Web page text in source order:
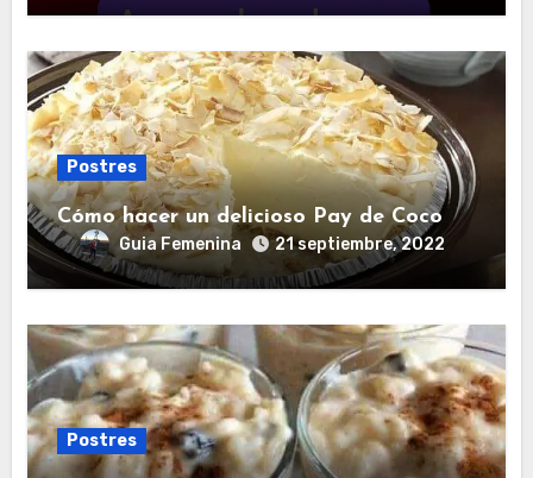
Postres
Cómo hacer un delicioso Pay de Coco
Guia Femenina 21 septiembre, 2022
Postres